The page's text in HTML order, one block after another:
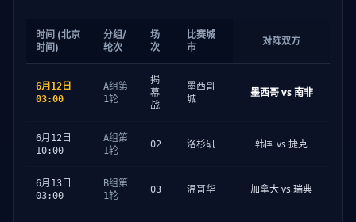
时间 (北京
时间)
分组/
轮次
场
次
比赛城
市
对阵双方
6月12日
03:00
A组第
1轮
揭
幕
战
墨西哥
城
墨西哥 vs 南非
6月12日
10:00
A组第
1轮
02 洛杉矶 韩国 vs 捷克
6月13日
03:00
B组第
1轮
03 温哥华 加拿大 vs 瑞典